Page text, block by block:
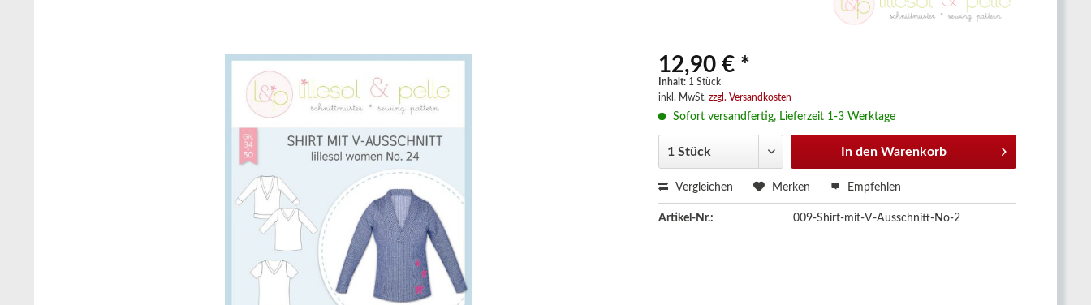
12,90 € *
Inhalt: 1 Stück
inkl. MwSt.zzgl. Versandkosten
Sofort versandfertig, Lieferzeit 1-3 Werktage
In den Warenkorb
Vergleichen Merken Empfehlen
Artikel-Nr.: 009-Shirt-mit-V-Ausschnitt-No-2